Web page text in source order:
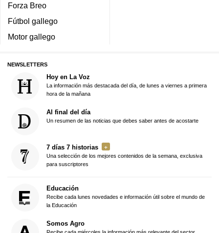
Forza Breo
Fútbol gallego
Motor gallego
NEWSLETTERS
Hoy en La Voz
La información más destacada del día, de lunes a viernes a primera
hora de la mañana
Al final del día
Un resumen de las noticias que debes saber antes de acostarte
7 días 7 historias
Una selección de los mejores contenidos de la semana, exclusiva
para suscriptores
Educación
Recibe cada lunes novedades e información útil sobre el mundo de
la Educación
Somos Agro